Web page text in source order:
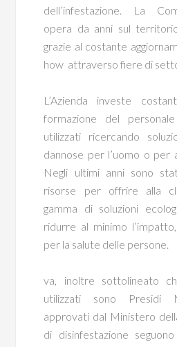
dell’infestazione. La
opera da anni sul
grazie al costante
how attraverso fiere di
L’Azienda investe
formazione del
utilizzati ricercando
dannose per l’uomo o per
Negli ultimi anni sono
risorse per offrire alla
gamma di soluzioni
ridurre al minimo
per la salute delle persone.
va, inoltre sottolineato
utilizzati sono Presidi
approvati dal Ministero
di disinfestazione